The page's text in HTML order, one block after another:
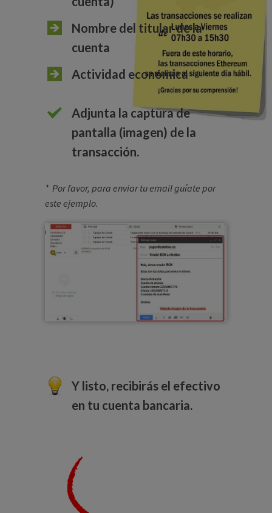
Nombre del titular de la
cuenta
Actividad económica
Adjunta la captura de
pantalla (imagen) de la
transacción.
* Por favor, para enviar tu email guíate por
este ejemplo.
Y listo, recibirás el efectivo
en tu cuenta bancaria.